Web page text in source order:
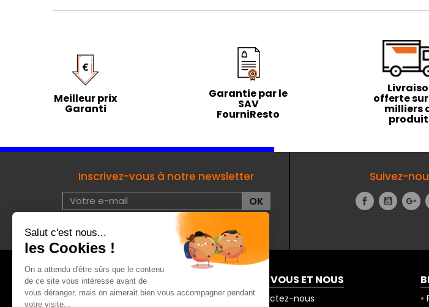
Meilleur prix
Garanti
Garantie par le
SAV
FourniResto
offerte
milliers
Inscrivez-vous à notre newsletter
J'accepte les conditions d'utilisation de données à
caractères privées :
Suivez-
Facebook
À PROPOS DE FOURNIRESTO
Mentions légales
ENTRE VOUS ET NOUS
Contactez-nous